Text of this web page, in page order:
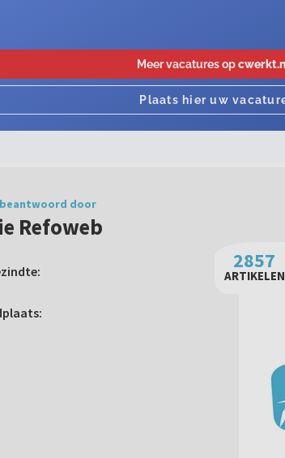
door
Refoweb
2857
ARTIKELEN